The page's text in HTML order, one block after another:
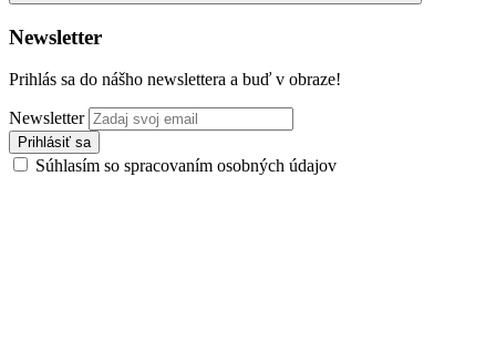
Newsletter
Prihlás sa do nášho newslettera a buď v obraze!
Newsletter
Súhlasím so spracovaním osobných údajov